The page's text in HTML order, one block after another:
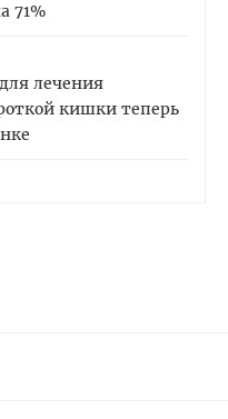
71%
лечения
кишки теперь